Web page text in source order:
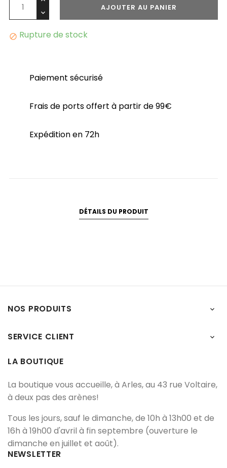
AJOUTER AU PANIER
 Rupture de stock
Paiement sécurisé
Frais de ports offert à partir de 99€
Expédition en 72h
DÉTAILS DU PRODUIT
NOS PRODUITS 
SERVICE CLIENT 
LA BOUTIQUE
La boutique vous accueille, à Arles, au 43 rue Voltaire,
à deux pas des arènes!
Tous les jours, sauf le dimanche, de 10h à 13h00 et de
16h à 19h00 d'avril à fin septembre (ouverture le
dimanche en juillet et août).
NEWSLETTER